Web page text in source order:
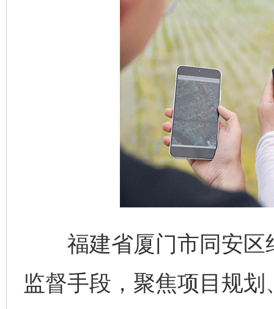
福建省厦门市同安区
监督手段，聚焦项目规